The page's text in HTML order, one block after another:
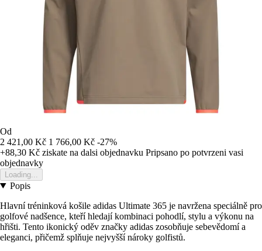
Od
2 421,00 Kč 1 766,00 Kč -27%
+88,30 Kč ziskate na dalsi objednavku Pripsano po potvrzeni vasi
objednavky
Loading...
Popis
Hlavní tréninková košile adidas Ultimate 365 je navržena speciálně pro
golfové nadšence, kteří hledají kombinaci pohodlí, stylu a výkonu na
hřišti. Tento ikonický oděv značky adidas zosobňuje sebevědomí a
eleganci, přičemž splňuje nejvyšší nároky golfistů.